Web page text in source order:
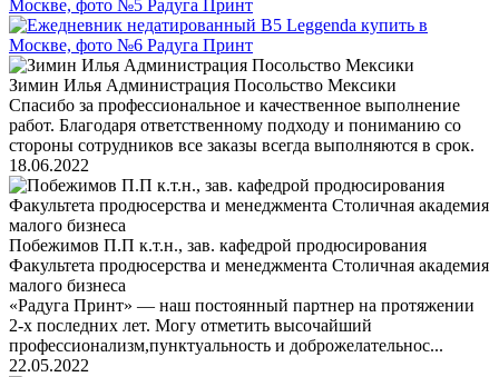
Зимин Илья Администрация Посольство Мексики
Спасибо за профессиональное и качественное выполнение
работ. Благодаря ответственному подходу и пониманию со
стороны сотрудников все заказы всегда выполняются в срок.
18.06.2022
Побежимов П.П к.т.н., зав. кафедрой продюсирования
Факультета продюсерства и менеджмента Столичная академия
малого бизнеса
«Радуга Принт» — наш постоянный партнер на протяжении
2-х последних лет. Могу отметить высочайший
профессионализм,пунктуальность и доброжелательнос...
22.05.2022